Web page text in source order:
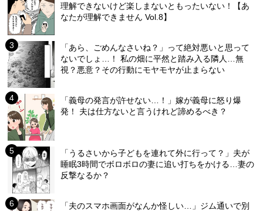
理解できないけど楽しまないともったいない！【あ
なたが理解できません Vol.8】
「あら、ごめんなさいね？」って絶対悪いと思って
ないでしょ…！ 私の畑に平然と踏み入る隣人…無
視？悪意？その行動にモヤモヤが止まらない
「義母の発言が許せない…！」嫁が義母に怒り爆
発！ 夫は仕方ないと言うけれど諦めるべき？
「うるさいから子どもを連れて外に行って？」夫が
睡眠3時間でボロボロの妻に追い打ちをかける…妻の
反撃なるか？
「夫のスマホ画面がなんか怪しい…」ジム通いで別